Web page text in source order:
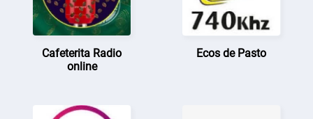
Cafeterita Radio
online
Ecos de Pasto